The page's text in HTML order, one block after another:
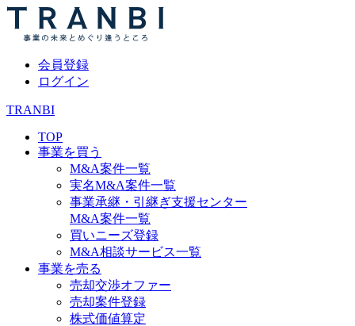
会員登録
ログイン
TRANBI
TOP
事業を買う
M&A案件一覧
実名M&A案件一覧
事業承継・引継ぎ支援センター
M&A案件一覧
買いニーズ登録
M&A相談サービス一覧
事業を売る
売却交渉オファー
売却案件登録
株式価値算定